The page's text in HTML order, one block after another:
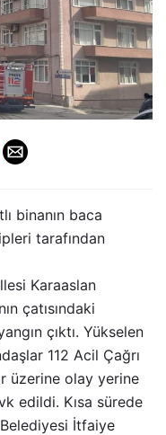
binanın baca
tarafından
Karaaslan
çatısındaki
çıktı. Yükselen
112 Acil Çağrı
üzerine olay yerine
edildi. Kısa sürede
İtfaiye